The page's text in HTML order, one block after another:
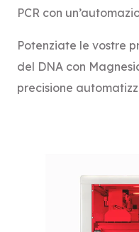
PCR con
Potenziate le vostre
del DNA con
precisione